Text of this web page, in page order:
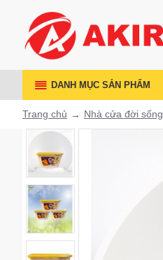
DANH MỤC SẢN PHẨM
Trang chủ Nhà cửa đời sống